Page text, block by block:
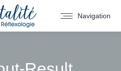
Navigation